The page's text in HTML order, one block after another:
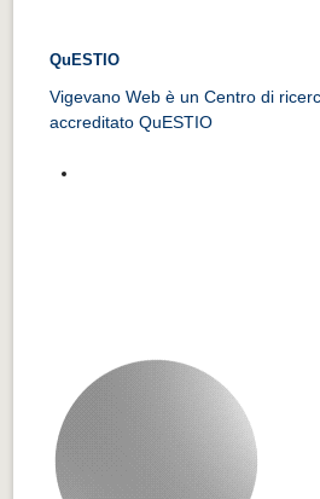
QuESTIO
Vigevano Web è un Centro di
accreditato QuESTIO